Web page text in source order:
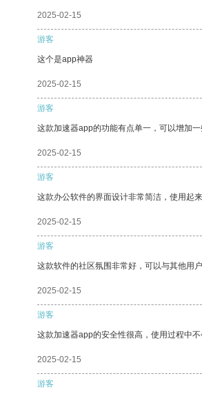
2025-02-15
游客
这个是app神器
2025-02-15
游客
这款加速器app的功能有点单一，可以增加
2025-02-15
游客
这款办公软件的界面设计非常简洁，使用起
2025-02-15
游客
这款软件的社区氛围非常好，可以与其他用户
2025-02-15
游客
这款加速器app的安全性很高，使用过程中
2025-02-15
游客